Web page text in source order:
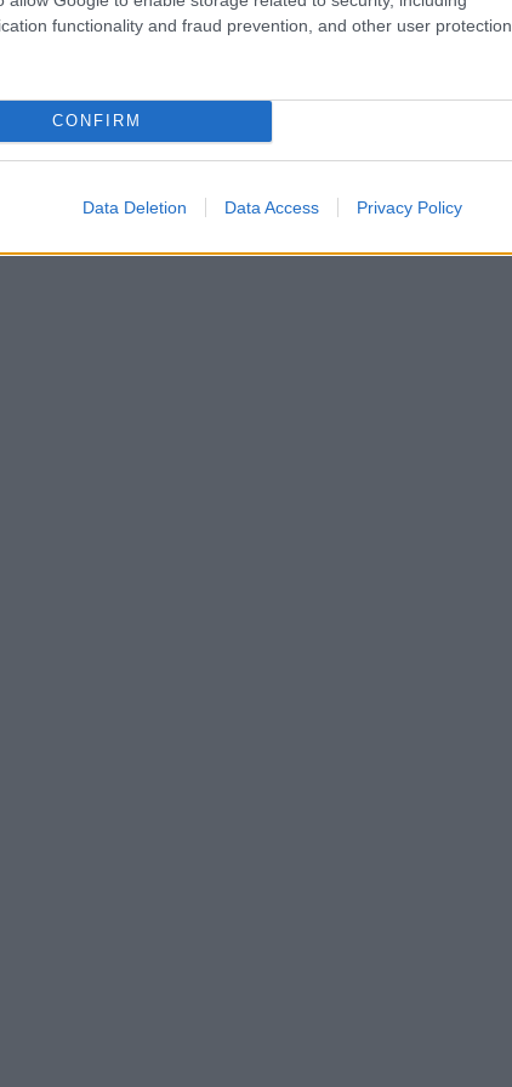
functionality and fraud prevention, and other user protection.
CONFIRM
Data Deletion Data Access Privacy Policy